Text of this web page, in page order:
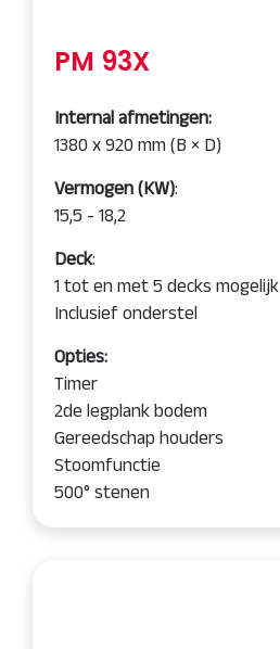
PM 93X
Internal afmetingen:
1380 x 920 mm (B × D)
Vermogen (KW):
15,5 - 18,2
Deck:
1 tot en met 5 decks mogelijk
Inclusief onderstel
Opties:
Timer
2de legplank bodem
Gereedschap houders
Stoomfunctie
500° stenen